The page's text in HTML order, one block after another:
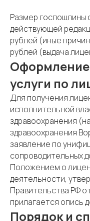
Размер госпошлины
действующей
рублей (иные
рублей (выдача
Оформление
услуги по
Для получения
исполнительной
здравоохранения
здравоохранения
заявление по
сопроводительных
Положением о
деятельности,
Правительства РФ
прилагается опись
Порядок и